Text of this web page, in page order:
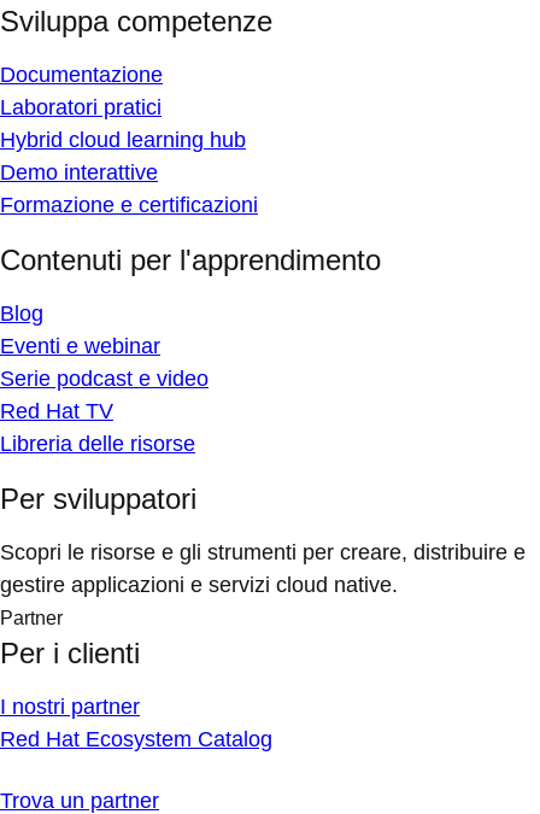
Sviluppa competenze
Documentazione
Laboratori pratici
Hybrid cloud learning hub
Demo interattive
Formazione e certificazioni
Contenuti per l'apprendimento
Blog
Eventi e webinar
Serie podcast e video
Red Hat TV
Libreria delle risorse
Per sviluppatori
Scopri le risorse e gli strumenti per creare, distribuire e
gestire applicazioni e servizi cloud native.
Partner
Per i clienti
I nostri partner
Red Hat Ecosystem Catalog
Trova un partner